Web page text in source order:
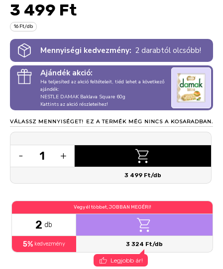
3 499 Ft
16 Ft/db
Mennyiségi kedvezmény: 2 darabtól olcsóbb!
Ajándék akció:
Ha teljesíted az akció feltételeit, tiéd lehet a következő
ajándék:
NESTLE DAMAK Baklava Square 60g
Kattints az akció részleteihez!
VÁLASSZ MENNYISÉGET! EZ A TERMÉK MÉG NINCS A KOSARADBAN.
- 1 +
3 499 Ft/db
Vegyél többet, JOBBAN MEGÉRI!
2 db
5% kedvezmény 3 324 Ft/db
Legjobb ár!